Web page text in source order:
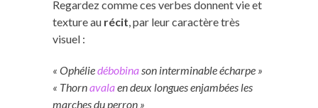
Regardez comme ces verbes donnent vie et
texture au récit , par leur caractère très
visuel :
« Ophéliedébobina son interminable écharpe »
« Thornavalaen deux longues enjambées les
marches du perron »